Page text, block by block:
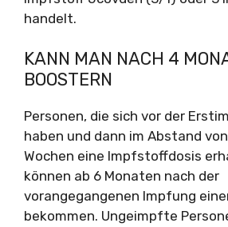
handelt.
KANN MAN NACH 4
BOOSTERN
Personen, die sich vor der
haben und dann im Abstand
Wochen eine Impfstoffdosis
können ab 6 Monaten nach der
vorangegangenen Impfung
bekommen. Ungeimpfte